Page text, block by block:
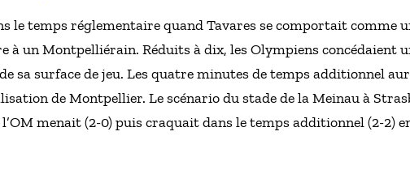
le temps réglementaire quand Tavares se comportait comme
à un Montpelliérain. Réduits à dix, les Olympiens concédaient
sa surface de jeu. Les quatre minutes de temps additionnel
de Montpellier. Le scénario du stade de la Meinau à
menait (2-0) puis craquait dans le temps additionnel (2-2)